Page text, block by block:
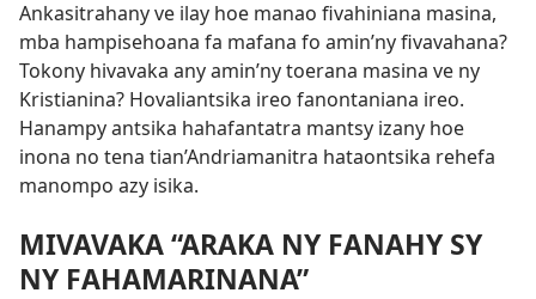
Ankasitrahany ve ilay hoe manao fivahiniana masina,
mba hampisehoana fa mafana fo amin’ny fivavahana?
Tokony hivavaka any amin’ny toerana masina ve ny
Kristianina? Hovaliantsika ireo fanontaniana ireo.
Hanampy antsika hahafantatra mantsy izany hoe
inona no tena tian’Andriamanitra hataontsika rehefa
manompo azy isika.
MIVAVAKA “ARAKA NY FANAHY SY
NY FAHAMARINANA”